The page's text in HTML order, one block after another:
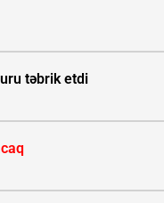
təbrik etdi